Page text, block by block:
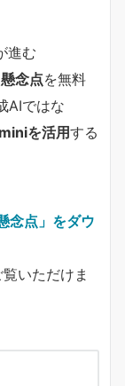
進む
念点を無料
AIではな
を活用する
念点」をダウ
いただけま